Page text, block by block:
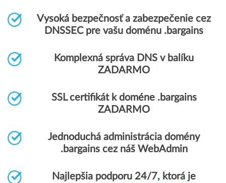
Vysoká bezpečnosť a zabezpečenie cez
DNSSEC pre vašu doménu .bargains
Komplexná správa DNS v balíku
ZADARMO
SSL certifikát k doméne .bargains
ZADARMO
Jednoduchá administrácia domény
.bargains cez náš WebAdmin
Najlepšia podporu 24/7, ktorá je